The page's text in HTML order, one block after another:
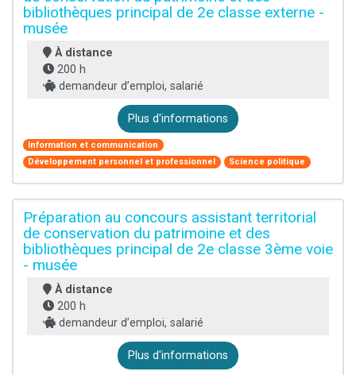
bibliothèques principal de 2e classe externe -
musée
À distance
200 h
demandeur d’emploi, salarié
Plus d'informations
Information et communication
Développement personnel et professionnel
Science politique
Préparation au concours assistant territorial
de conservation du patrimoine et des
bibliothèques principal de 2e classe 3ème voie
- musée
À distance
200 h
demandeur d’emploi, salarié
Plus d'informations